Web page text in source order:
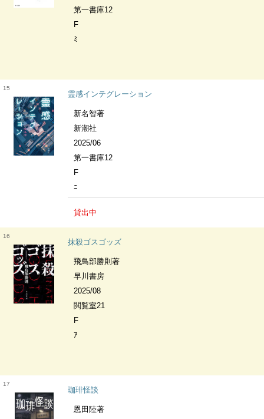
第一書庫12
F
ﾐ
15
霊感インテグレーション
新名智著
新潮社
2025/06
第一書庫12
F
ﾆ
貸出中
16
抹殺ゴスゴッズ
飛鳥部勝則著
早川書房
2025/08
閲覧室21
F
ｱ
17
珈琲怪談
恩田陸著